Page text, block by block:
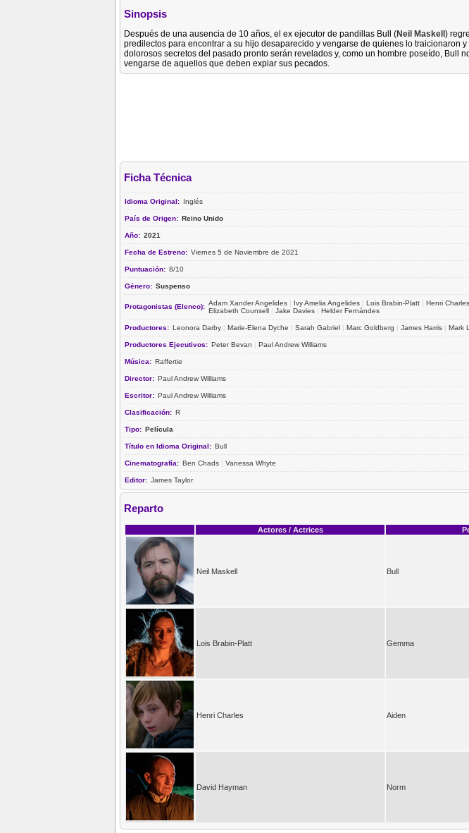
Sinopsis
Después de una ausencia de 10 años, el ex ejecutor de pandillas Bull (Neil Maskell)
predilectos para encontrar a su hijo desaparecido y vengarse de quienes lo traicionaron
dolorosos secretos del pasado pronto serán revelados y, como un hombre poseído, Bull
vengarse de aquellos que deben expiar sus pecados.
Ficha Técnica
Idioma Original: Inglés
País de Origen: Reino Unido
Año: 2021
Fecha de Estreno: Viernes 5 de Noviembre de 2021
Puntuación: 8/10
Género: Suspenso
Protagonistas (Elenco): Adam Xander Angelides | Ivy Amelia Angelides | Lois Brabin-Platt | Henri Charles
Elizabeth Counsell | Jake Davies | Helder Fernándes
Productores: Leonora Darby | Marie-Elena Dyche | Sarah Gabriel | Marc Goldberg | James Harris | Mark
Productores Ejecutivos: Peter Bevan | Paul Andrew Williams
Música: Raffertie
Director: Paul Andrew Williams
Escritor: Paul Andrew Williams
Clasificación: R
Tipo: Película
Título en Idioma Original: Bull
Cinematografía: Ben Chads | Vanessa Whyte
Editor: James Taylor
Reparto
Actores / Actrices
Neil Maskell Bull
Lois Brabin-Platt Gemma
Henri Charles Aiden
David Hayman Norm